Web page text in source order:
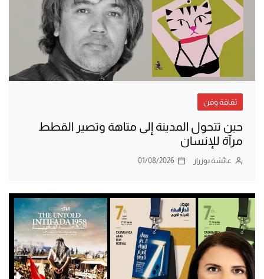
ثقافة وفن
حين تتحول المدينة إلى متاهة وتصير القطط
مرآة للإنسان
عائشة بوزرار 01/08/2026